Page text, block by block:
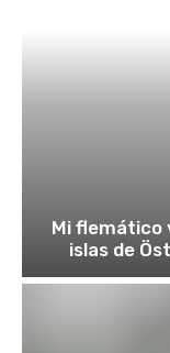
Mi flemático
islas de